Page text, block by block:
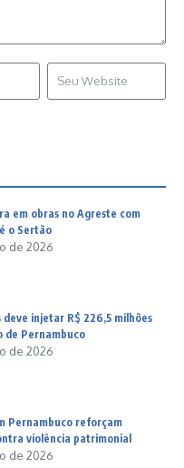
em obras no Agreste com
o Sertão
de 2026
deve injetar R$ 226,5 milhões
de Pernambuco
de 2026
Pernambuco reforçam
violência patrimonial
de 2026